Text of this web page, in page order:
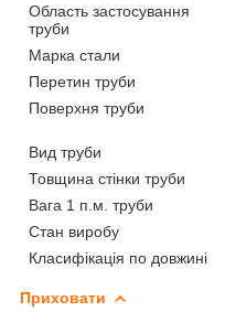
Область застосування
труби
Марка стали
Перетин труби
Поверхня труби
Вид труби
Товщина стінки труби
Вага 1 п.м. труби
Стан виробу
Класифікація по довжині
Приховати